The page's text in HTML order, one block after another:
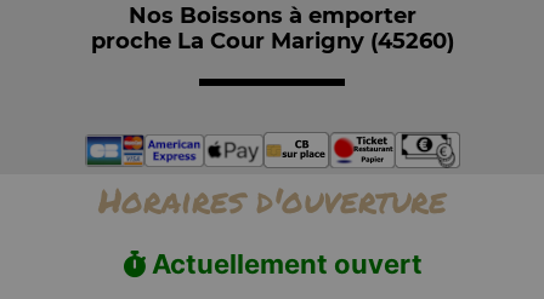
Nos Boissons à emporter
proche La Cour Marigny (45260)
Horaires d'ouverture
Actuellement ouvert